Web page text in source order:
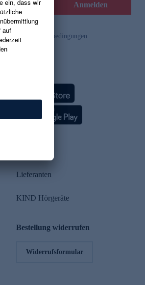
Anmelden
und die Gutscheinbedingungen
Lieferanten
KIND Hörgeräte
Bestellung widerrufen
Widerrufsformular